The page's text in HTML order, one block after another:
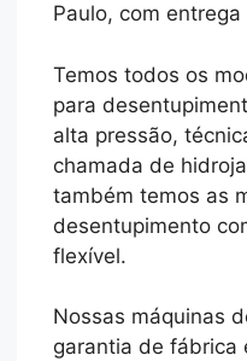
Paulo, com entrega
Temos todos os
para
alta pressão,
chamada de
também temos as
desentupimento
flexível.
Nossas máquinas
garantia de fábrica